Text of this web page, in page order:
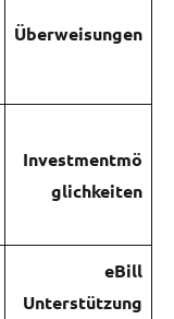
Überweisungen
Investmentmö
glichkeiten
eBill
Unterstützung